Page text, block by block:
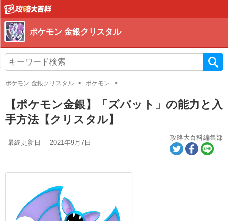
ポケモン 金銀クリスタル
ポケモン 金銀クリスタル ポケモン
【ポケモン金銀】「ズバット」の能力と入
手方法【クリスタル】
最終更新日 2021年9月7日
攻略大百科編集部